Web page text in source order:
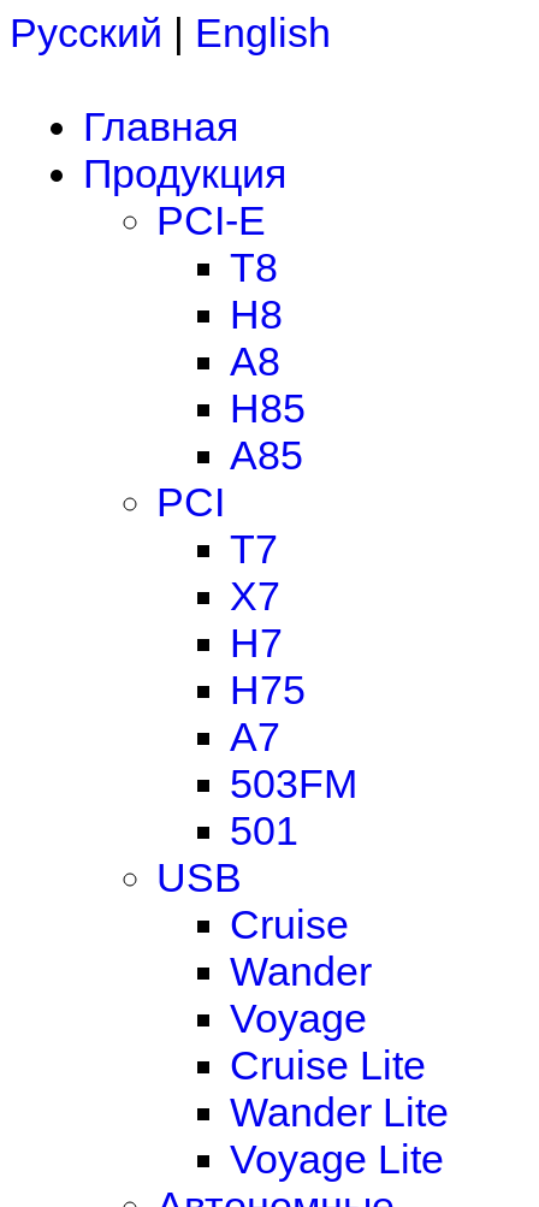
Русский | English
Главная
Продукция
PCI-E
T8
H8
A8
H85
A85
PCI
T7
X7
H7
H75
A7
503FM
501
USB
Cruise
Wander
Voyage
Cruise Lite
Wander Lite
Voyage Lite